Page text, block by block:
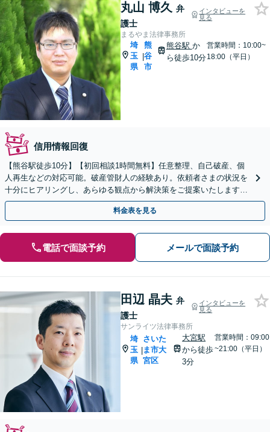
丸山 博久 弁
護士
インタビューを
見る
まるやま法律事務所
埼
玉
県
|
熊
谷
市
熊谷駅 か
ら徒歩10分
営業時間：10:00~
18:00（平日）
信用情報回復
【熊谷駅徒歩10分】【初回相談1時間無料】任意整理、自己破産、個
人再生などの対応可能。破産管財人の経験あり。依頼者さまの状況を
十分にヒアリングし、あらゆる観点から解決策をご提案いたします。
問題が複雑化する前にご相談ください。
料金表を見る
電話で面談予約 メールで面談予約
田辺 晶夫 弁
護士
インタビューを
見る
サンライツ法律事務所
埼
玉
県
|
さいた
ま市大
宮区
大宮駅
から徒歩
3分
営業時間：09:00
~21:00（平日）